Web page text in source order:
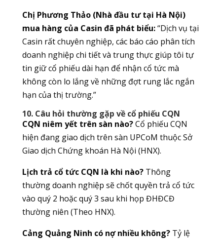
Chị Phương Thảo (Nhà đầu tư tại Hà Nội)
mua hàng của Casin đã phát biểu:“Dịch vụ tại
Casin rất chuyên nghiệp, các báo cáo phân tích
doanh nghiệp chi tiết và trung thực giúp tôi tự
tin giữ cổ phiếu dài hạn để nhận cổ tức mà
không còn lo lắng về những đợt rung lắc ngắn
hạn của thị trường.”
10. Câu hỏi thường gặp về cổ phiếu CQN
CQN niêm yết trên sàn nào?Cổ phiếu CQN
hiện đang giao dịch trên sàn UPCoM thuộc Sở
Giao dịch Chứng khoán Hà Nội (HNX).
Lịch trả cổ tức CQN là khi nào?Thông
thường doanh nghiệp sẽ chốt quyền trả cổ tức
vào quý 2 hoặc quý 3 sau khi họp ĐHĐCĐ
thường niên (Theo HNX).
Cảng Quảng Ninh có nợ nhiều không?Tỷ lệ